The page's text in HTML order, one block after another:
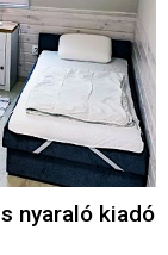
nyaraló kiadó